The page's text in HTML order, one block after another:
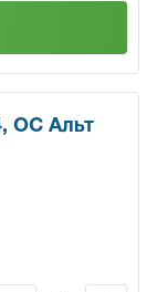
ОС Альт